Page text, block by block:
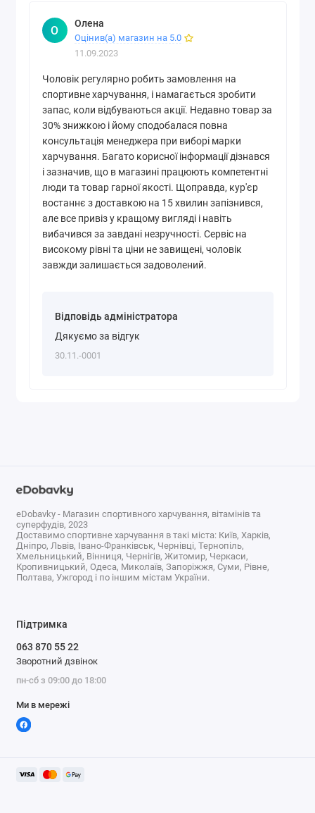
О Олена
Оцінив(а) магазин на 5.0
11.09.2023
Чоловік регулярно робить замовлення на
спортивне харчування, і намагається зробити
запас, коли відбуваються акції. Недавно товар за
30% знижкою і йому сподобалася повна
консультація менеджера при виборі марки
харчування. Багато корисної інформації дізнався
і зазначив, що в магазині працюють компетентні
люди та товар гарної якості. Щоправда, кур'єр
востаннє з доставкою на 15 хвилин запізнився,
але все привіз у кращому вигляді і навіть
вибачився за завдані незручності. Сервіс на
високому рівні та ціни не завищені, чоловік
завжди залишається задоволений.
Відповідь адміністратора
Дякуємо за відгук
30.11.-0001
eDobavky - Магазин спортивного харчування, вітамінів та
суперфудів, 2023
Доставимо спортивне харчування в такі міста: Київ, Харків,
Дніпро, Львів, Івано-Франківськ, Чернівці, Тернопіль,
Хмельницький, Вінниця, Чернігів, Житомир, Черкаси,
Кропивницький, Одеса, Миколаїв, Запоріжжя, Суми, Рівне,
Полтава, Ужгород і по іншим містам України.
Підтримка
063 870 55 22
Зворотний дзвінок
пн-сб з 09:00 до 18:00
Ми в мережі